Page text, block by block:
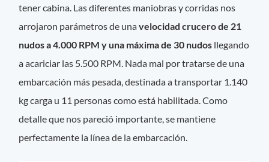
tener cabina. Las diferentes maniobras y corridas nos
arrojaron parámetros de unavelocidad crucero de 21
nudos a 4.000 RPM y una máxima de 30 nudos llegando
a acariciar las 5.500 RPM. Nada mal por tratarse de una
embarcación más pesada, destinada a transportar 1.140
kg carga u 11 personas como está habilitada. Como
detalle que nos pareció importante, se mantiene
perfectamente la línea de la embarcación.